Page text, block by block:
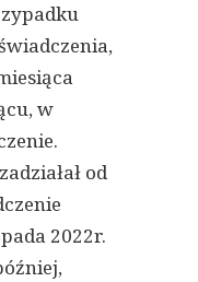
w
od
2022r.